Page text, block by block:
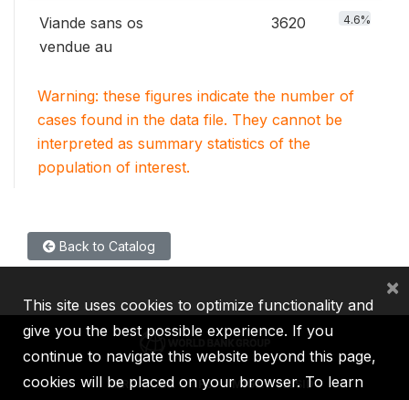
Viande sans os
vendue au
3620 4.6%
Warning: these figures indicate the number of
cases found in the data file. They cannot be
interpreted as summary statistics of the
population of interest.
Back to Catalog
IBRD IDA IFC MIGA ICSID
This site uses cookies to optimize functionality and
give you the best possible experience. If you
continue to navigate this website beyond this page,
cookies will be placed on your browser. To learn
×